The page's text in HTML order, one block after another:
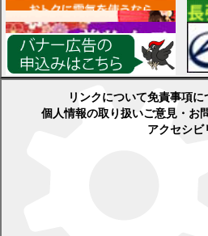
各種情報
リンクについて免責事項に
個人情報の取り扱いご意見・お
アクセシビ